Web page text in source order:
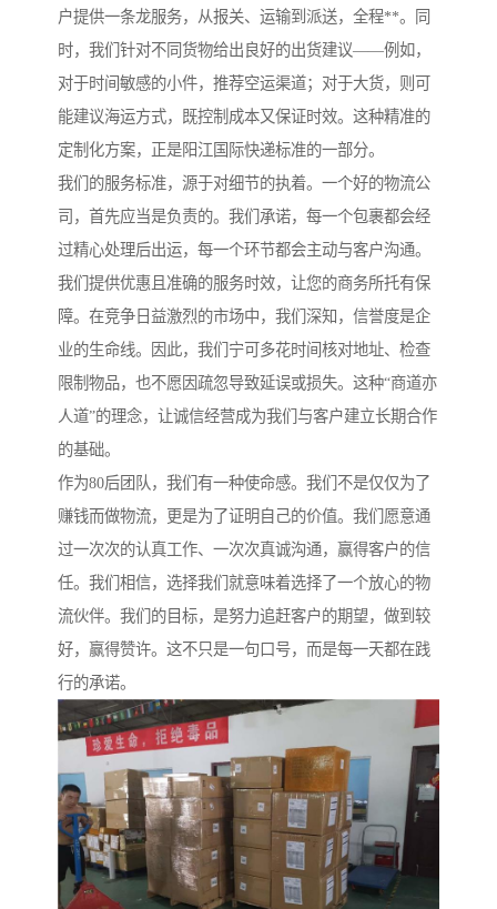
户提供一条龙服务，从报关、运输到派送，全程**。同
时，我们针对不同货物给出良好的出货建议——例如，
对于时间敏感的小件，推荐空运渠道；对于大货，则可
能建议海运方式，既控制成本又保证时效。这种精准的
定制化方案，正是阳江国际快递标准的一部分。
我们的服务标准，源于对细节的执着。一个好的物流公
司，首先应当是负责的。我们承诺，每一个包裹都会经
过精心处理后出运，每一个环节都会主动与客户沟通。
我们提供优惠且准确的服务时效，让您的商务所托有保
障。在竞争日益激烈的市场中，我们深知，信誉度是企
业的生命线。因此，我们宁可多花时间核对地址、检查
限制物品，也不愿因疏忽导致延误或损失。这种“商道亦
人道”的理念，让诚信经营成为我们与客户建立长期合作
的基础。
作为80后团队，我们有一种使命感。我们不是仅仅为了
赚钱而做物流，更是为了证明自己的价值。我们愿意通
过一次次的认真工作、一次次真诚沟通，赢得客户的信
任。我们相信，选择我们就意味着选择了一个放心的物
流伙伴。我们的目标，是努力追赶客户的期望，做到较
好，赢得赞许。这不只是一句口号，而是每一天都在践
行的承诺。